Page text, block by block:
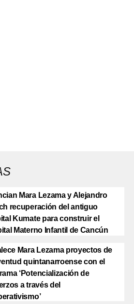
Mara Lezama y Alejandro
recuperación del antiguo
Kumate para construir el
Materno Infantil de Cancún
Mara Lezama proyectos de
quintanarroense con el
‘Potencialización de
a través del